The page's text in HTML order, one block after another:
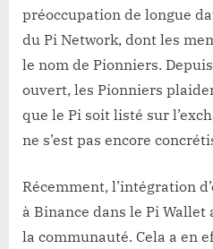
préoccupation de longue
du Pi Network, dont les
le nom de Pionniers.
ouvert, les Pionniers
que le Pi soit listé sur
ne s’est pas encore
Récemment, l’intégration
à Binance dans le Pi Wallet
la communauté. Cela a en